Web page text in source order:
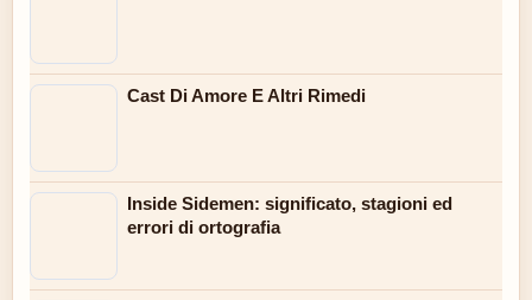
Cast Di Amore E Altri Rimedi
Inside Sidemen: significato, stagioni ed
errori di ortografia